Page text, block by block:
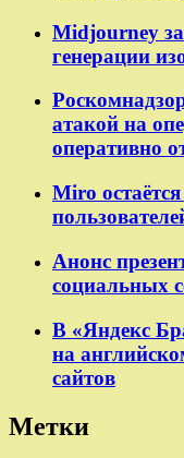
Midjourney
генерации
атакой на
оперативно
Miro
Анонс
социальных
В «Яндекс
на
сайтов
Метки